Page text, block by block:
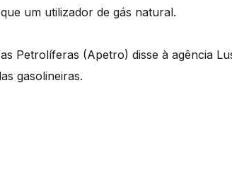
um utilizador de gás natural.
Petrolíferas (Apetro) disse à agência
gasolineiras.